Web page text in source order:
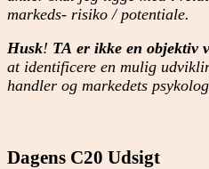
markeds- risiko / potentiale.
Husk! TA er ikke en objektiv
at identificere en mulig
handler og markedets
Dagens C20 Udsigt